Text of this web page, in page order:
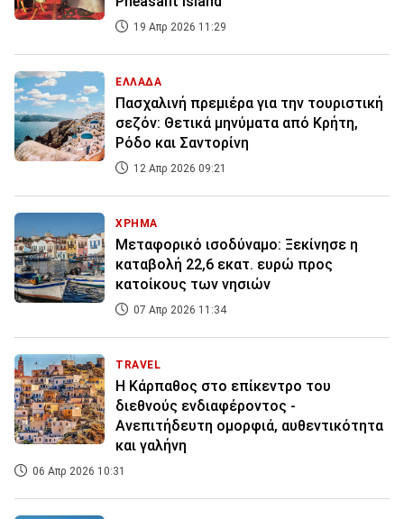
19 Απρ 2026 11:29
ΕΛΛΑΔΑ
Πασχαλινή πρεμιέρα για την τουριστική
σεζόν: Θετικά μηνύματα από Κρήτη,
Ρόδο και Σαντορίνη
12 Απρ 2026 09:21
ΧΡΗΜΑ
Μεταφορικό ισοδύναμο: Ξεκίνησε η
καταβολή 22,6 εκατ. ευρώ προς
κατοίκους των νησιών
07 Απρ 2026 11:34
TRAVEL
Η Κάρπαθος στο επίκεντρο του
διεθνούς ενδιαφέροντος -
Ανεπιτήδευτη ομορφιά, αυθεντικότητα
και γαλήνη
06 Απρ 2026 10:31